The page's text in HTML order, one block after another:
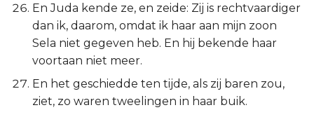
En Juda kende ze, en zeide: Zij is rechtvaardiger
dan ik, daarom, omdat ik haar aan mijn zoon
Sela niet gegeven heb. En hij bekende haar
voortaan niet meer.
En het geschiedde ten tijde, als zij baren zou,
ziet, zo waren tweelingen in haar buik.